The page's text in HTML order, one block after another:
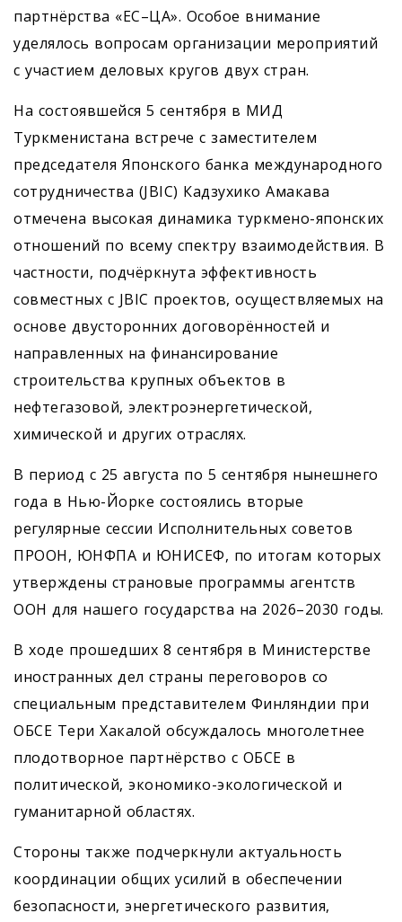
партнёрства «ЕС–ЦА». Особое внимание
уделялось вопросам организации мероприятий
с участием деловых кругов двух стран.
На состоявшейся 5 сентября в МИД
Туркменистана встрече с заместителем
председателя Японского банка международного
сотрудничества (JBIC) Кадзухико Амакава
отмечена высокая динамика туркмено-японских
отношений по всему спектру взаимодействия. В
частности, подчёркнута эффективность
совместных с JBIC проектов, осуществляемых на
основе двусторонних договорённостей и
направленных на финансирование
строительства крупных объектов в
нефтегазовой, электроэнергетической,
химической и других отраслях.
В период с 25 августа по 5 сентября нынешнего
года в Нью-Йорке состоя­лись вторые
регулярные сессии Исполнительных советов
ПРООН, ­ЮНФПА и ЮНИСЕФ, по итогам которых
утверждены страновые программы агентств
ООН для нашего государства на 2026–2030 годы.
В ходе прошедших 8 сентября в Министерстве
иностранных дел страны переговоров со
специальным представителем Финляндии при
ОБСЕ Тери Хакалой обсуждалось многолетнее
плодотворное партнёрство с ОБСЕ в
политической, экономико-экологической и
гуманитарной областях.
Стороны также подчеркнули актуальность
координации общих усилий в обес­печении
безопасности, энергетического развития,